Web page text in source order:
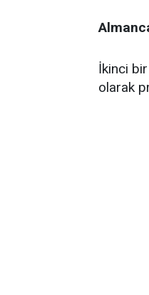
İkinci
olarak